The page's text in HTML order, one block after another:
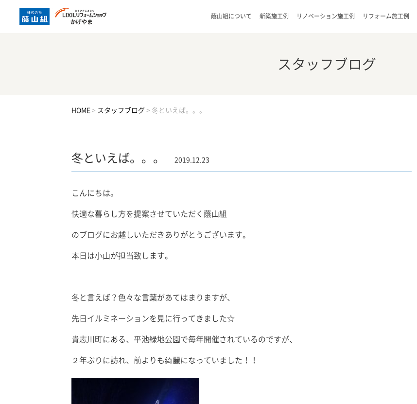
蔭山組について 新築施工例 リノベーション施工例 リフォーム施工例
スタッフブログ
HOME > スタッフブログ > 冬といえば。。。
冬といえば。。。 2019.12.23
こんにちは。
快適な暮らし方を提案させていただく蔭山組
のブログにお越しいただきありがとうございます。
本日は小山が担当致します。
冬と言えば？色々な言葉があてはまりますが、
先日イルミネーションを見に行ってきました☆
貴志川町にある、平池緑地公園で毎年開催されているのですが、
２年ぶりに訪れ、前よりも綺麗になっていました！！